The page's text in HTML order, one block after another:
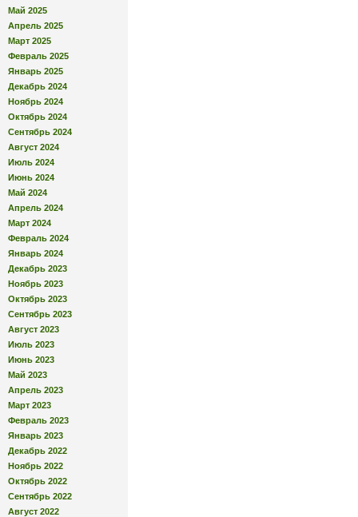
Май 2025
Апрель 2025
Март 2025
Февраль 2025
Январь 2025
Декабрь 2024
Ноябрь 2024
Октябрь 2024
Сентябрь 2024
Август 2024
Июль 2024
Июнь 2024
Май 2024
Апрель 2024
Март 2024
Февраль 2024
Январь 2024
Декабрь 2023
Ноябрь 2023
Октябрь 2023
Сентябрь 2023
Август 2023
Июль 2023
Июнь 2023
Май 2023
Апрель 2023
Март 2023
Февраль 2023
Январь 2023
Декабрь 2022
Ноябрь 2022
Октябрь 2022
Сентябрь 2022
Август 2022